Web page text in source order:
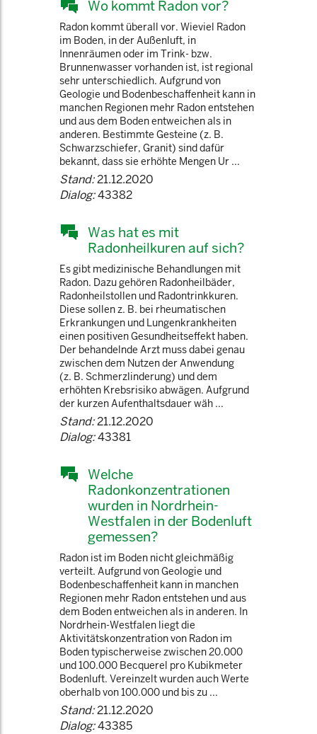
Wo kommt Radon vor?
Radon kommt überall vor. Wieviel Radon
im Boden, in der Außenluft, in
Innenräumen oder im Trink- bzw.
Brunnenwasser vorhanden ist, ist regional
sehr unterschiedlich. Aufgrund von
Geologie und Bodenbeschaffenheit kann in
manchen Regionen mehr Radon entstehen
und aus dem Boden entweichen als in
anderen. Bestimmte Gesteine (z. B.
Schwarzschiefer, Granit) sind dafür
bekannt, dass sie erhöhte Mengen Ur ...
Stand:21.12.2020
Dialog:43382
Was hat es mit
Radonheilkuren auf sich?
Es gibt medizinische Behandlungen mit
Radon. Dazu gehören Radonheilbäder,
Radonheilstollen und Radontrinkkuren.
Diese sollen z. B. bei rheumatischen
Erkrankungen und Lungenkrankheiten
einen positiven Gesundheitseffekt haben.
Der behandelnde Arzt muss dabei genau
zwischen dem Nutzen der Anwendung
(z. B. Schmerzlinderung) und dem
erhöhten Krebsrisiko abwägen. Aufgrund
der kurzen Aufenthaltsdauer wäh ...
Stand:21.12.2020
Dialog:43381
Welche
Radonkonzentrationen
wurden in Nordrhein-
Westfalen in der Bodenluft
gemessen?
Radon ist im Boden nicht gleichmäßig
verteilt. Aufgrund von Geologie und
Bodenbeschaffenheit kann in manchen
Regionen mehr Radon entstehen und aus
dem Boden entweichen als in anderen. In
Nordrhein-Westfalen liegt die
Aktivitätskonzentration von Radon im
Boden typischerweise zwischen 20.000
und 100.000 Becquerel pro Kubikmeter
Bodenluft. Vereinzelt wurden auch Werte
oberhalb von 100.000 und bis zu ...
Stand:21.12.2020
Dialog:43385